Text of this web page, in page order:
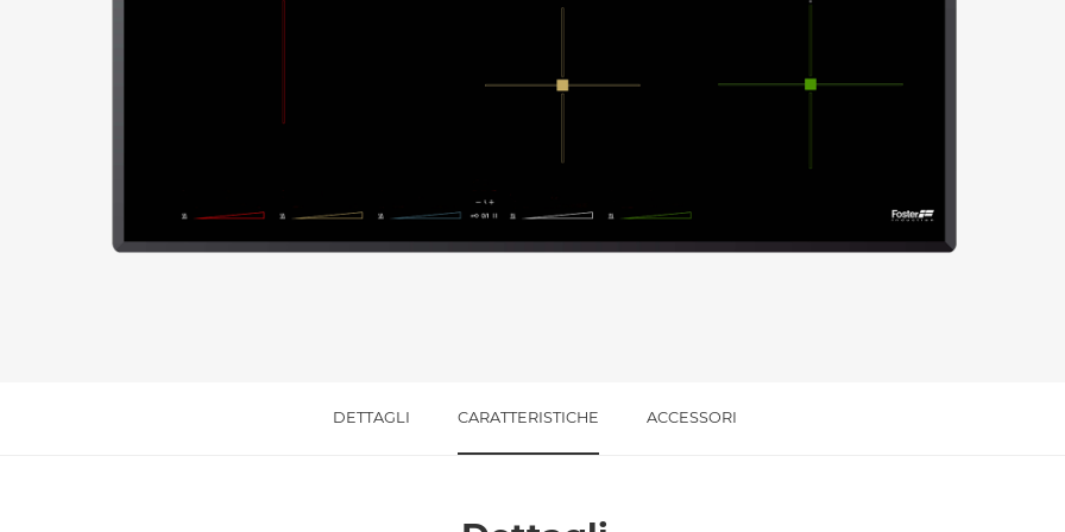
DETTAGLI CARATTERISTICHE ACCESSORI